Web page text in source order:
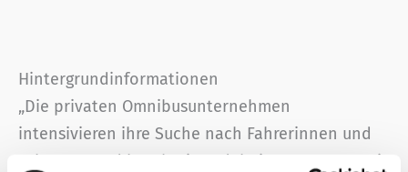
Hintergrundinformationen
„Die privaten Omnibusunternehmen
intensivieren ihre Suche nach Fahrerinnen und
Fahrern – und beschreiten dabei neue Wege. Bei